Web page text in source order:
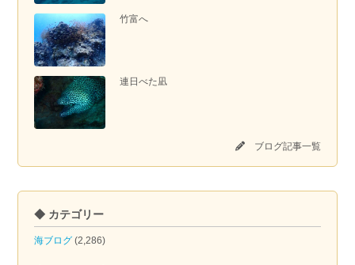
竹富へ
連日べた凪
ブログ記事一覧
◆ カテゴリー
海ブログ (2,286)